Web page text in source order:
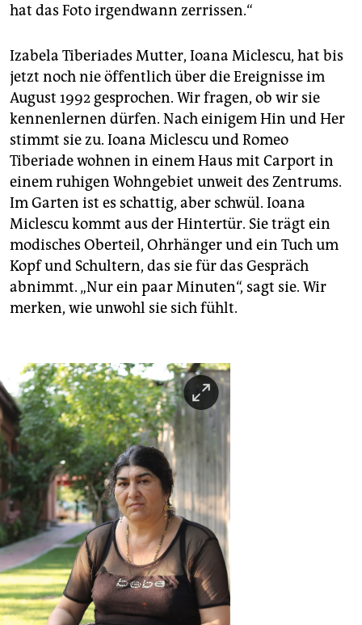
hat das Foto irgendwann zerrissen.“
Izabela Tiberiades Mutter, Ioana Miclescu, hat bis
jetzt noch nie öffentlich über die Ereignisse im
August 1992 gesprochen. Wir fragen, ob wir sie
kennenlernen dürfen. Nach einigem Hin und Her
stimmt sie zu. Ioana ­Miclescu und Romeo
Tiberiade wohnen in einem Haus mit Carport in
einem ruhigen Wohngebiet unweit des Zentrums.
Im Garten ist es schattig, aber schwül. Ioana
Miclescu kommt aus der Hintertür. Sie trägt ein
modisches Oberteil, Ohrhänger und ein Tuch um
Kopf und Schultern, das sie für das Gespräch
abnimmt. „Nur ein paar Minuten“, sagt sie. Wir
merken, wie unwohl sie sich fühlt.